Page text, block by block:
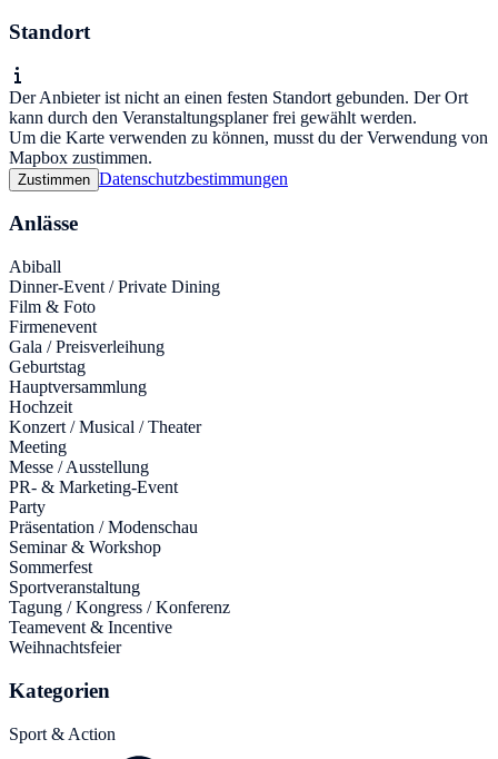
Standort
Der Anbieter ist nicht an einen festen Standort gebunden. Der Ort
kann durch den Veranstaltungsplaner frei gewählt werden.
Um die Karte verwenden zu können, musst du der Verwendung von
Mapbox zustimmen.
Zustimmen Datenschutzbestimmungen
Anlässe
Abiball
Dinner-Event / Private Dining
Film & Foto
Firmenevent
Gala / Preisverleihung
Geburtstag
Hauptversammlung
Hochzeit
Konzert / Musical / Theater
Meeting
Messe / Ausstellung
PR- & Marketing-Event
Party
Präsentation / Modenschau
Seminar & Workshop
Sommerfest
Sportveranstaltung
Tagung / Kongress / Konferenz
Teamevent & Incentive
Weihnachtsfeier
Kategorien
Sport & Action